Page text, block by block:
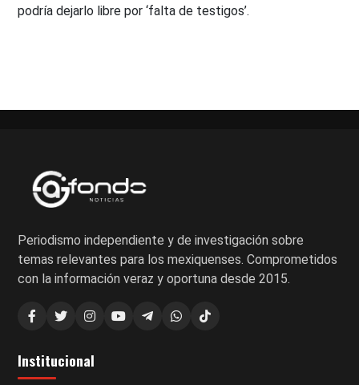
podría dejarlo libre por ‘falta de testigos’.
Periodismo independiente y de investigación sobre
temas relevantes para los mexiquenses. Comprometidos
con la información veraz y oportuna desde 2015.
Institucional